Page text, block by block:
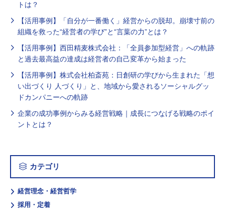
トは？
【活用事例】「自分が一番働く」経営からの脱却。崩壊寸前の
組織を救った“経営者の学び”と“言葉の力”とは？
【活用事例】西田精麦株式会社：「全員参加型経営」への軌跡
と過去最高益の達成は経営者の自己変革から始まった
【活用事例】株式会社柏斎苑：日創研の学びから生まれた「想
い出づくり 人づくり」と、地域から愛されるソーシャルグッ
ドカンパニーへの軌跡
企業の成功事例からみる経営戦略｜成長につなげる戦略のポイ
ントとは？
カテゴリ
経営理念・経営哲学
採用・定着